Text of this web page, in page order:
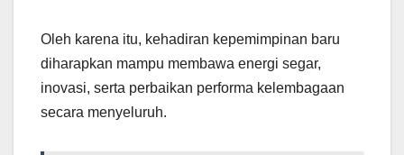
Oleh karena itu, kehadiran kepemimpinan baru
diharapkan mampu membawa energi segar,
inovasi, serta perbaikan performa kelembagaan
secara menyeluruh.